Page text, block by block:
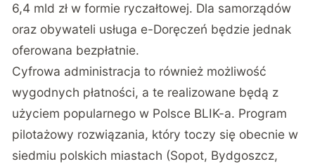
6,4 mld zł w formie ryczałtowej. Dla samorządów
oraz obywateli usługa e-Doręczeń będzie jednak
oferowana bezpłatnie.
Cyfrowa administracja to również możliwość
wygodnych płatności, a te realizowane będą z
użyciem popularnego w Polsce BLIK-a. Program
pilotażowy rozwiązania, który toczy się obecnie w
siedmiu polskich miastach (Sopot, Bydgoszcz,